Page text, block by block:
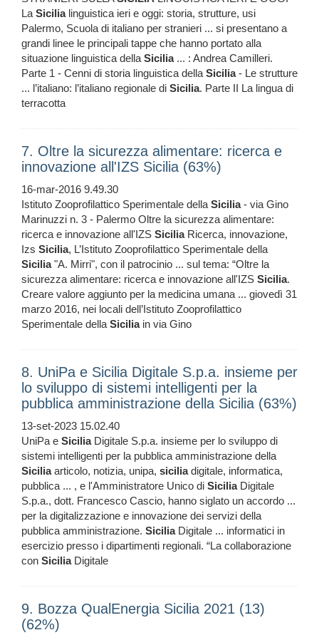
LaSicilialinguistica ieri e oggi: storia, strutture, usi
Palermo, Scuola di italiano per stranieri ... si presentano a
grandi linee le principali tappe che hanno portato alla
situazione linguistica dellaSicilia... : Andrea Camilleri.
Parte 1 - Cenni di storia linguistica dellaSicilia- Le strutture
... l’italiano: l’italiano regionale di Sicilia. Parte II La lingua di
terracotta
7. Oltre la sicurezza alimentare: ricerca e
innovazione all'IZS Sicilia (63%)
16-mar-2016 9.49.30
Istituto Zooprofilattico Sperimentale dellaSicilia- via Gino
Marinuzzi n. 3 - Palermo Oltre la sicurezza alimentare:
ricerca e innovazione all'IZS SiciliaRicerca, innovazione,
Izs Sicilia, L’Istituto Zooprofilattico Sperimentale della
Sicilia"A. Mirri", con il patrocinio ... sul tema: “Oltre la
sicurezza alimentare: ricerca e innovazione all'IZS Sicilia.
Creare valore aggiunto per la medicina umana ... giovedì 31
marzo 2016, nei locali dell’Istituto Zooprofilattico
Sperimentale dellaSiciliain via Gino
8. UniPa e Sicilia Digitale S.p.a. insieme per
lo sviluppo di sistemi intelligenti per la
pubblica amministrazione della Sicilia (63%)
13-set-2023 15.02.40
UniPa e SiciliaDigitale S.p.a. insieme per lo sviluppo di
sistemi intelligenti per la pubblica amministrazione della
Siciliaarticolo, notizia, unipa, siciliadigitale, informatica,
pubblica ... , e l'Amministratore Unico di SiciliaDigitale
S.p.a., dott. Francesco Cascio, hanno siglato un accordo ...
per la digitalizzazione e innovazione dei servizi della
pubblica amministrazione. SiciliaDigitale ... informatici in
esercizio presso i dipartimenti regionali. “La collaborazione
con SiciliaDigitale
9. Bozza QualEnergia Sicilia 2021 (13)
(62%)